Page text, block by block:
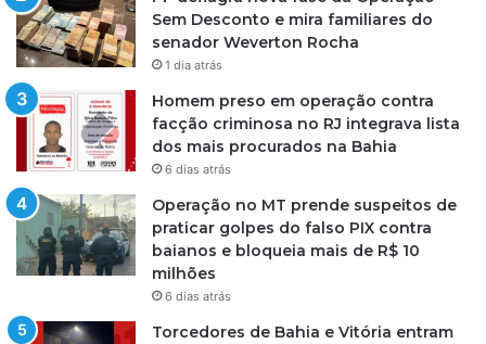
Sem Desconto e mira familiares do
senador Weverton Rocha
1 dia atrás
Homem preso em operação contra
facção criminosa no RJ integrava lista
dos mais procurados na Bahia
6 dias atrás
Operação no MT prende suspeitos de
praticar golpes do falso PIX contra
baianos e bloqueia mais de R$ 10
milhões
6 dias atrás
Torcedores de Bahia e Vitória entram